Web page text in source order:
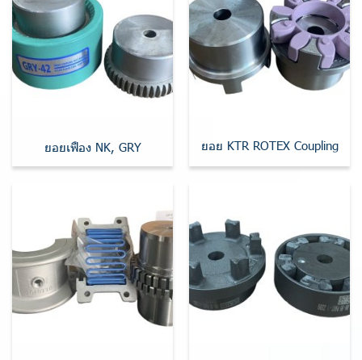
ยอยเฟือง NK, GRY ยอย KTR ROTEX Coupling